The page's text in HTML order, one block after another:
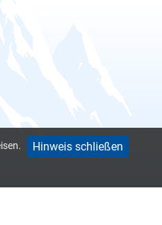
Hinweis schließen